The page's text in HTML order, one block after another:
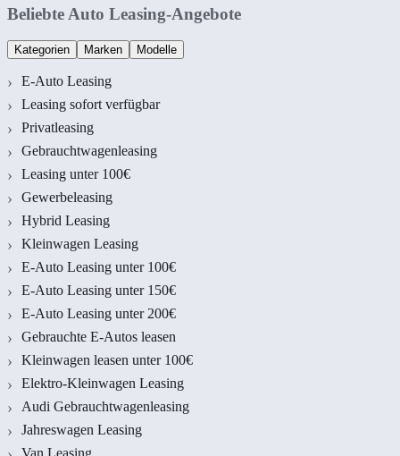
Beliebte Auto Leasing-Angebote
Kategorien Marken Modelle
E-Auto Leasing
Leasing sofort verfügbar
Privatleasing
Gebrauchtwagenleasing
Leasing unter 100€
Gewerbeleasing
Hybrid Leasing
Kleinwagen Leasing
E-Auto Leasing unter 100€
E-Auto Leasing unter 150€
E-Auto Leasing unter 200€
Gebrauchte E-Autos leasen
Kleinwagen leasen unter 100€
Elektro-Kleinwagen Leasing
Audi Gebrauchtwagenleasing
Jahreswagen Leasing